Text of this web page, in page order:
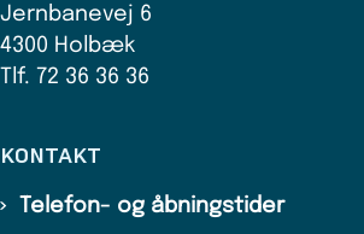
Jernbanevej 6
4300 Holbæk
Tlf. 72 36 36 36
KONTAKT
Telefon- og åbningstider